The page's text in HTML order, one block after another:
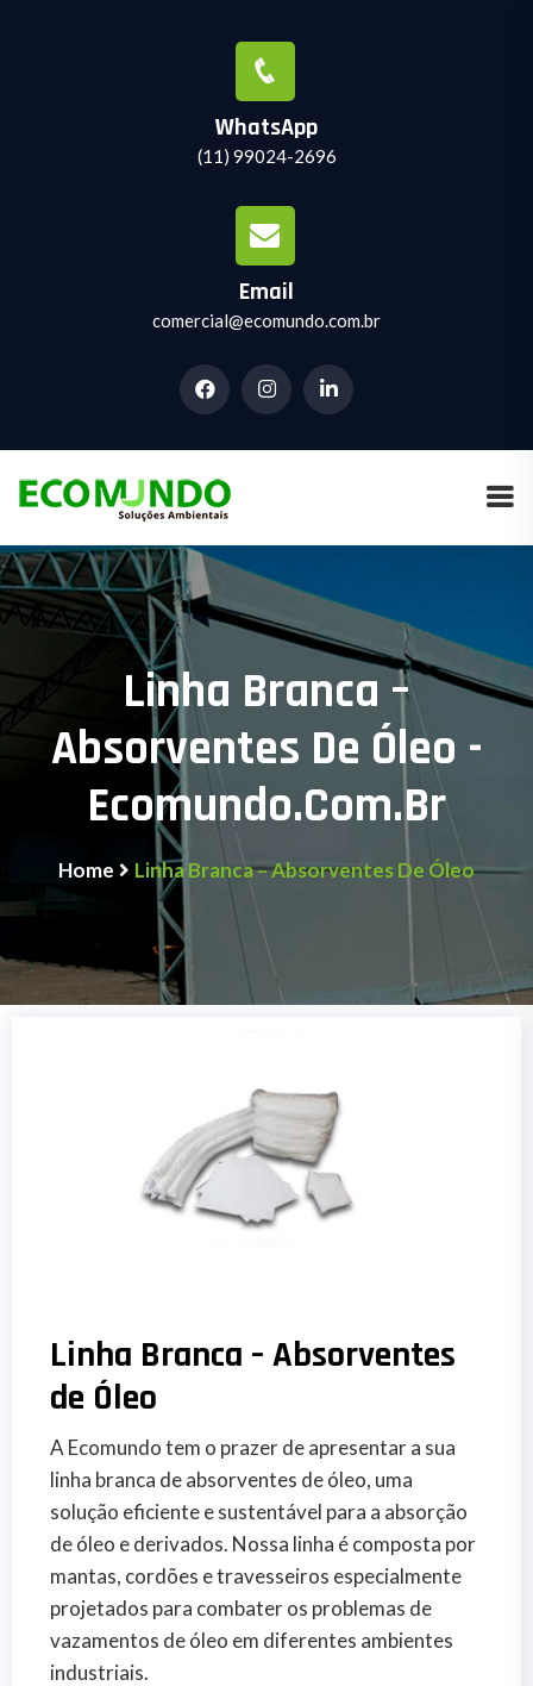
WhatsApp
(11) 99024-2696
Email
comercial@ecomundo.com.br
Linha Branca –
Absorventes De Óleo -
Ecomundo.com.br
Home Linha Branca – Absorventes De Óleo
Linha Branca – Absorventes
de Óleo
A Ecomundo tem o prazer de apresentar a sua
linha branca de absorventes de óleo, uma
solução eficiente e sustentável para a absorção
de óleo e derivados. Nossa linha é composta por
mantas, cordões e travesseiros especialmente
projetados para combater os problemas de
vazamentos de óleo em diferentes ambientes
industriais.